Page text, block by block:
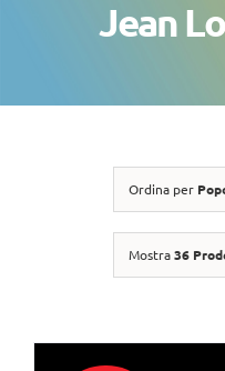
Jean
Ordina per
Mostra36